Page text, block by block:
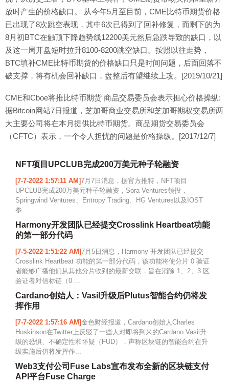
放时产生的价格缺口。 从今年5月至目前，CME比特币期货价格
已出现了8次跳空表现，其中6次已得到了回补修复，而剩下的为
8月初BTC在触顶下降趋势线12200美元然后急跌导致的缺口，以
及这一周开盘短时拉升8100-8200跳空缺口。按照以往走势，
BTC填补CME比特币期货的价格缺口只是时间问题，后面回落不
破支撑，将有机会回补缺口，盘整后有望继续上攻。[2019/10/21]
CME和Cboe将推比特币期货 商品交易委员会表示担心价格操纵:
据Bitcoin网站7日报道，芝加哥商业交易所和芝加哥期权交易所两
大主要公司将在本月提供比特币期货。商品期货交易委员会
（CFTC）表示，一个令人担忧的问题是价格操纵。[2017/12/7]
NFT项目UPCLUB完成200万美元种子轮融资
[7-7-2022 1:57:11 AM]7月7日消息，据官方推特，NFT项目
UPCLUB完成200万美元种子轮融资，Sora Ventures领投，
Springwind Ventures、Entropy Trading、HG Ventures以及IOST
参...
Harmony开发团队已经提交Crosslink Heartbeat功能
的第一部分代码
[7-5-2022 1:51:22 AM]7月5日消息，Harmony 开发团队已经提交
Crosslink Heartbeat 功能的第一部分代码，该功能将使分片 0 验证
者能够广播他们从其他分片收到的最新交联，旨在消除 1、2、3 区
验证者对信标链（0 ...
Cardano创始人：Vasil升级后Plutus智能合约仍将发
挥作用
[7-7-2022 1:57:16 AM]金色财经报道，Cardano创始人Charles
Hoskinson在Twitter上反驳了一些人对即将到来的Cardano Vasil升
级的恐惧、不确定性和怀疑（FUD），声称区块链的智能合约在升
级实施后仍将发挥作...
Web3支付公司Fuse Labs宣布发布全新的区块链支付
API平台Fuse Charge